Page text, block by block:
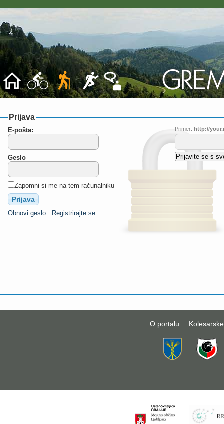
Prijava
E-pošta:
Geslo
Zapomni si me na tem računalniku
Obnovi geslo Registrirajte se
Primer: http://
O portalu